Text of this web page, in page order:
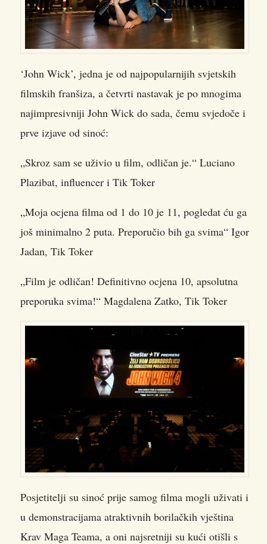
‘John Wick’, jedna je od najpopularnijih svjetskih
filmskih franšiza, a četvrti nastavak je po mnogima
najimpresivniji John Wick do sada, čemu svjedoče i
prve izjave od sinoć:
„Skroz sam se uživio u film, odličan je.“ Luciano
Plazibat, influencer i Tik Toker
„Moja ocjena filma od 1 do 10 je 11, pogledat ću ga
još minimalno 2 puta. Preporučio bih ga svima“ Igor
Jadan, Tik Toker
„Film je odličan! Definitivno ocjena 10, apsolutna
preporuka svima!“ Magdalena Zatko, Tik Toker
Posjetitelji su sinoć prije samog filma mogli uživati i
u demonstracijama atraktivnih borilačkih vještina
Krav Maga Teama, a oni najsretniji su kući otišli s